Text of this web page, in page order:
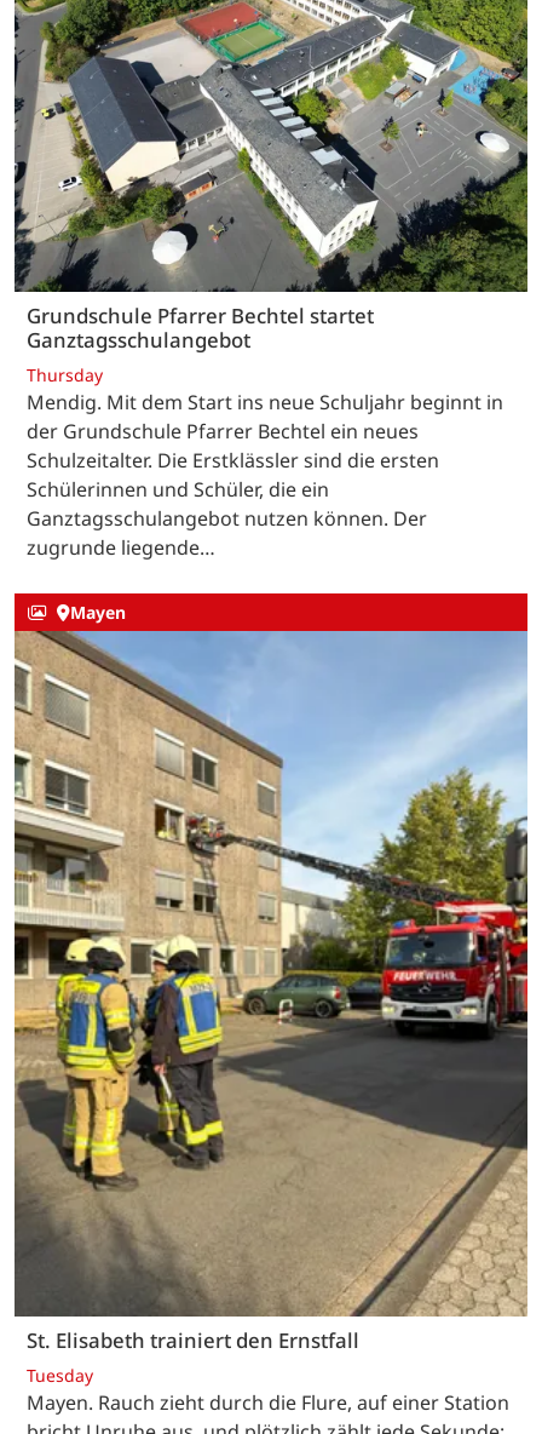
Grundschule Pfarrer Bechtel startet
Ganztagsschulangebot
Thursday
Mendig. Mit dem Start ins neue Schuljahr beginnt in
der Grundschule Pfarrer Bechtel ein neues
Schulzeitalter. Die Erstklässler sind die ersten
Schülerinnen und Schüler, die ein
Ganztagsschulangebot nutzen können. Der
zugrunde liegende…
Mayen
St. Elisabeth trainiert den Ernstfall
Tuesday
Mayen. Rauch zieht durch die Flure, auf einer Station